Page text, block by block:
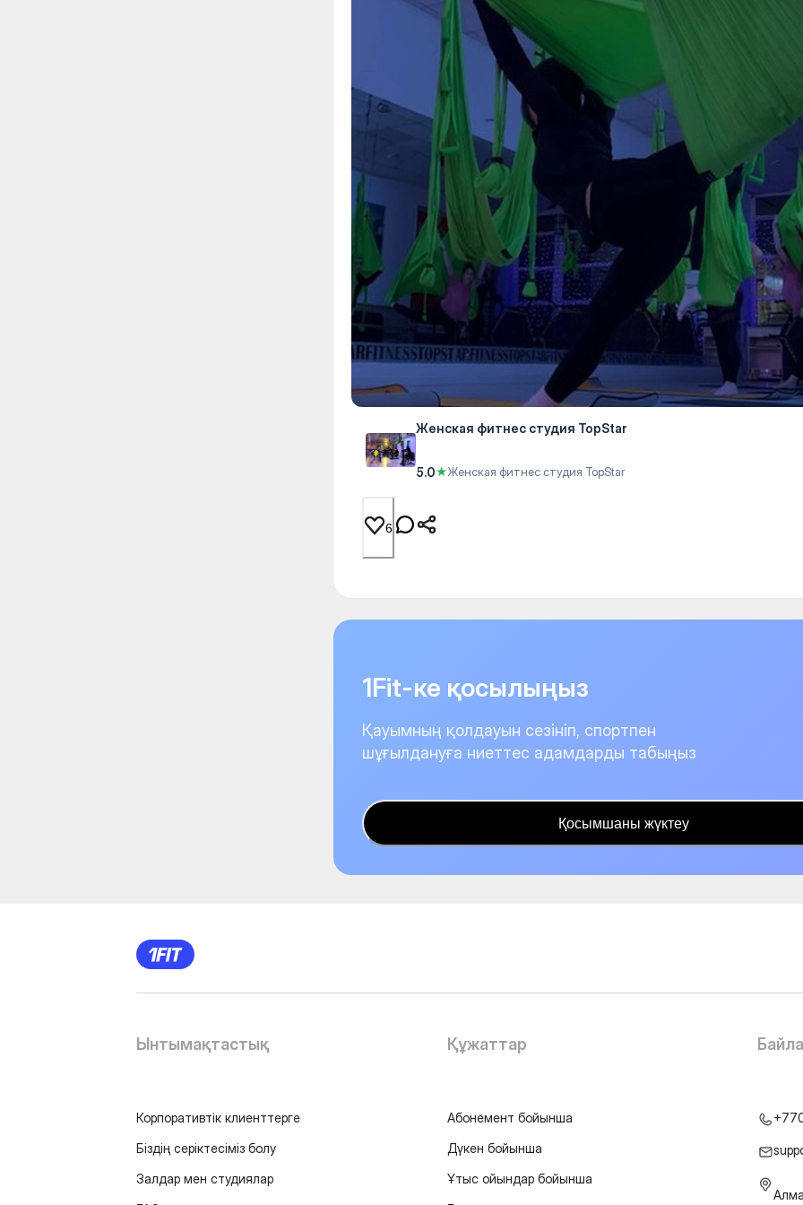
Женская фитнес студия TopStar
5.0★Женская фитнес студия TopStar
6
1Fit-ке қосылыңыз
Қауымның қолдауын сезініп, спортпен
шұғылдануға ниеттес адамдарды табыңыз
Қосымшаны жүктеу
Ынтымақтастық
Корпоративтік клиенттерге
Біздің серіктесіміз болу
Залдар мен студиялар
Құжаттар
Абонемент бойынша
Дүкен бойынша
Ұтыс ойындар бойынша